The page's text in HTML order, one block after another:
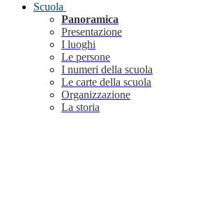
Scuola
Panoramica
Presentazione
I luoghi
Le persone
I numeri della scuola
Le carte della scuola
Organizzazione
La storia